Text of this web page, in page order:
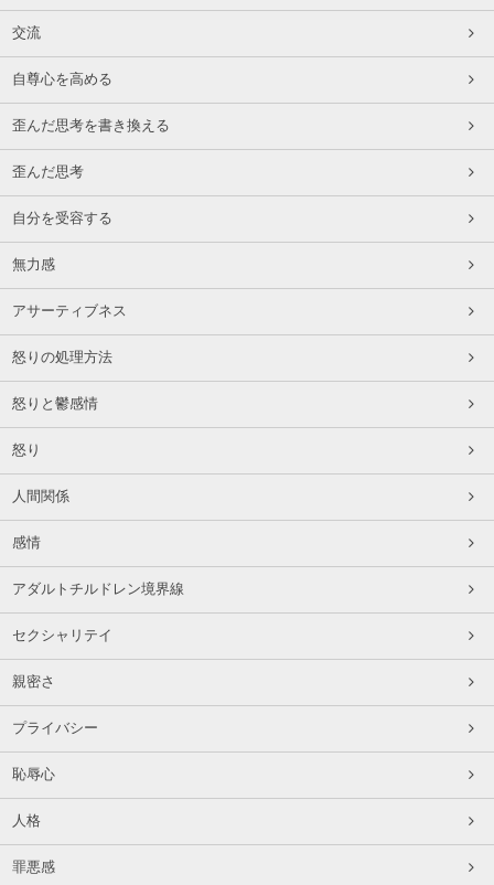
交流
自尊心を高める
歪んだ思考を書き換える
歪んだ思考
自分を受容する
無力感
アサーティブネス
怒りの処理方法
怒りと鬱感情
怒り
人間関係
感情
アダルトチルドレン境界線
セクシャリテイ
親密さ
プライバシー
恥辱心
人格
罪悪感